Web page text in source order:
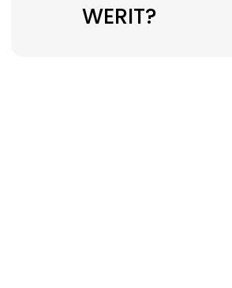
WERIT?